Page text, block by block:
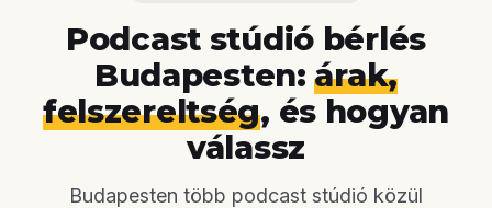
Podcast stúdió bérlés
Budapesten:árak,
felszereltség, és hogyan
válassz
Budapesten több podcast stúdió közül